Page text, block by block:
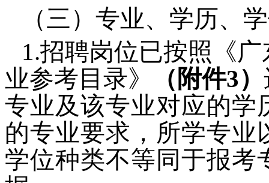
（三）专业、学历、
1.招聘岗位已按照《
业参考目录》
（附件3）
专业及该专业对应的学
的专业要求，所学专业
学位种类不等同于报考